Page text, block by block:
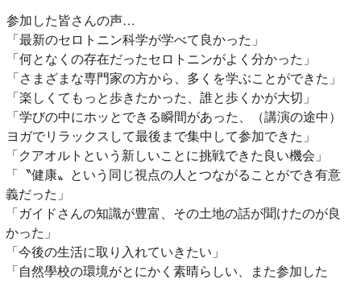
参加した皆さんの声…
「最新のセロトニン科学が学べて良かった」
「何となくの存在だったセロトニンがよく分かった」
「さまざまな専門家の方から、多くを学ぶことができた」
「楽しくてもっと歩きたかった、誰と歩くかが大切」
「学びの中にホッとできる瞬間があった、（講演の途中）
ヨガでリラックスして最後まで集中して参加できた」
「クアオルトという新しいことに挑戦できた良い機会」
「〝健康〟という同じ視点の人とつながることができ有意
義だった」
「ガイドさんの知識が豊富、その土地の話が聞けたのが良
かった」
「今後の生活に取り入れていきたい」
「自然學校の環境がとにかく素晴らしい、また参加した